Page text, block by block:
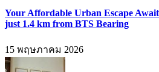
Your Affordable Urban Escape
just 1.4 km from BTS Bearing
15 พฤษภาคม 2026